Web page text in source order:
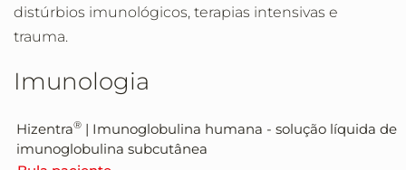
distúrbios imunológicos, terapias intensivas e
trauma.
Imunologia
Hizentra® | Imunoglobulina humana - solução líquida de
imunoglobulina subcutânea